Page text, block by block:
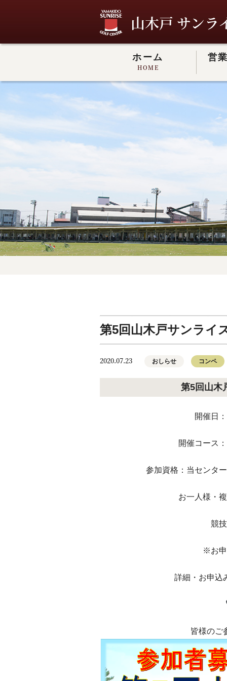
山木戸 サンラ
ホーム
HOME
営
第5回山木戸サンライ
2020.07.23 おしらせ コンペ
第5回山木
開催日
開催コース
参加資格：当センタ
お一人様・
競
※お申
詳細・お申込
皆様のご